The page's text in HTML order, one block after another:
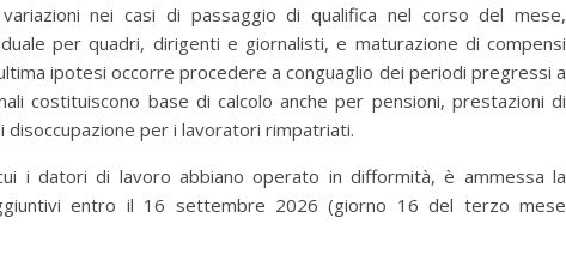
nei casi di passaggio di qualifica nel corso del mese,
per quadri, dirigenti e giornalisti, e maturazione di compensi
ipotesi occorre procedere a conguaglio dei periodi pregressi a
costituiscono base di calcolo anche per pensioni, prestazioni di
per i lavoratori rimpatriati.
i datori di lavoro abbiano operato in difformità, è ammessa la
entro il 16 settembre 2026 (giorno 16 del terzo mese